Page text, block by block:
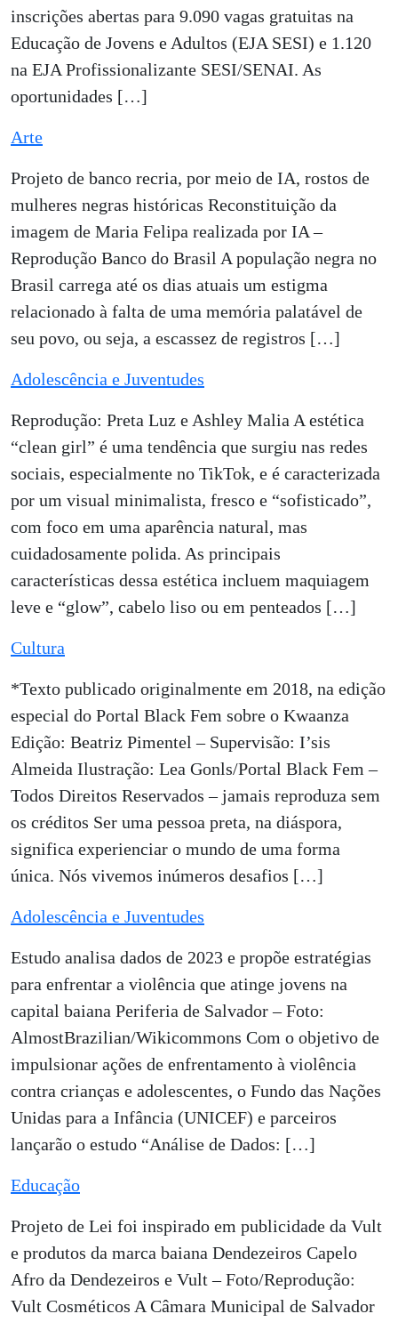
inscrições abertas para 9.090 vagas gratuitas na
Educação de Jovens e Adultos (EJA SESI) e 1.120
na EJA Profissionalizante SESI/SENAI. As
oportunidades […]
Arte
Projeto de banco recria, por meio de IA, rostos de
mulheres negras históricas Reconstituição da
imagem de Maria Felipa realizada por IA –
Reprodução Banco do Brasil A população negra no
Brasil carrega até os dias atuais um estigma
relacionado à falta de uma memória palatável de
seu povo, ou seja, a escassez de registros […]
Adolescência e Juventudes
Reprodução: Preta Luz e Ashley Malia A estética
“clean girl” é uma tendência que surgiu nas redes
sociais, especialmente no TikTok, e é caracterizada
por um visual minimalista, fresco e “sofisticado”,
com foco em uma aparência natural, mas
cuidadosamente polida. As principais
características dessa estética incluem maquiagem
leve e “glow”, cabelo liso ou em penteados […]
Cultura
*Texto publicado originalmente em 2018, na edição
especial do Portal Black Fem sobre o Kwaanza
Edição: Beatriz Pimentel – Supervisão: I’sis
Almeida Ilustração: Lea Gonls/Portal Black Fem –
Todos Direitos Reservados – jamais reproduza sem
os créditos Ser uma pessoa preta, na diáspora,
significa experienciar o mundo de uma forma
única. Nós vivemos inúmeros desafios […]
Adolescência e Juventudes
Estudo analisa dados de 2023 e propõe estratégias
para enfrentar a violência que atinge jovens na
capital baiana Periferia de Salvador – Foto:
AlmostBrazilian/Wikicommons Com o objetivo de
impulsionar ações de enfrentamento à violência
contra crianças e adolescentes, o Fundo das Nações
Unidas para a Infância (UNICEF) e parceiros
lançarão o estudo “Análise de Dados: […]
Educação
Projeto de Lei foi inspirado em publicidade da Vult
e produtos da marca baiana Dendezeiros Capelo
Afro da Dendezeiros e Vult – Foto/Reprodução:
Vult Cosméticos A Câmara Municipal de Salvador